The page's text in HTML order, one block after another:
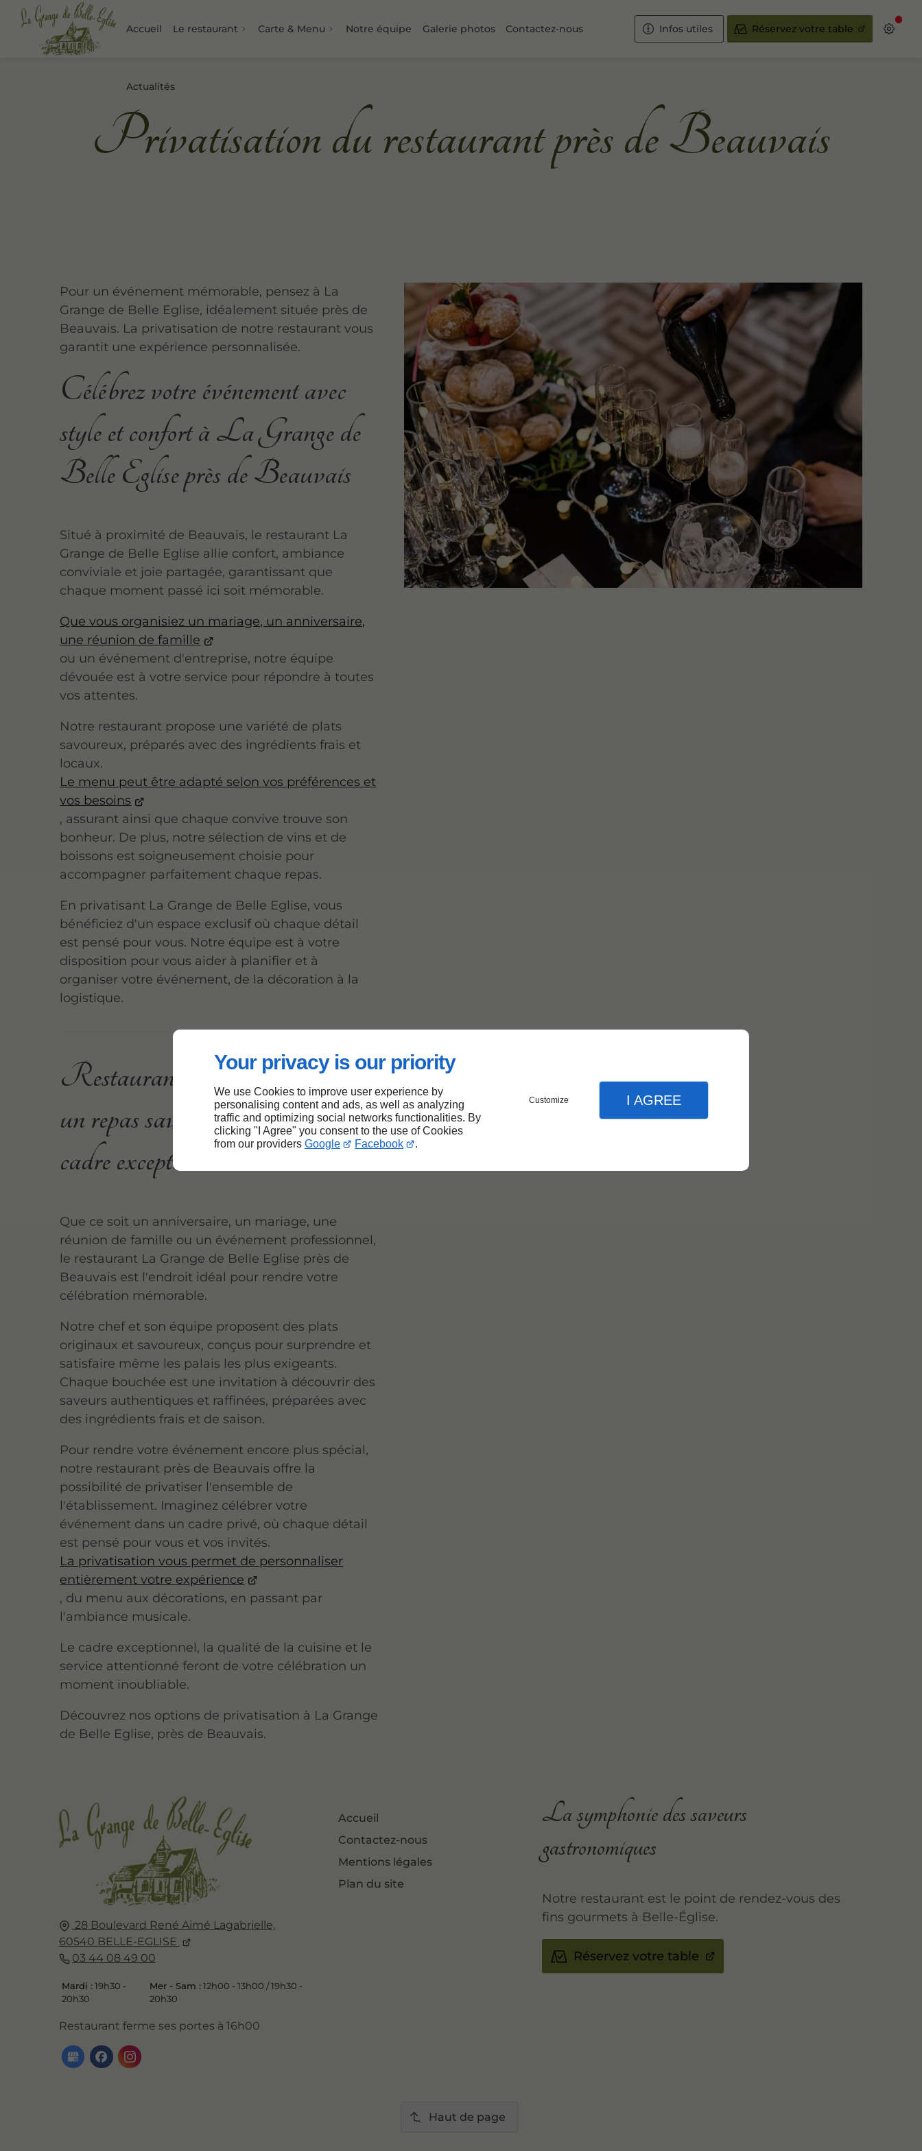
Your privacy is our priority
We use Cookies to improve user experience by
personalising content and ads, as well as analyzing
traffic and optimizing social networks functionalities. By
clicking "I Agree" you consent to the use of Cookies
from our providers Google Facebook .
Customize I AGREE
Accueil Le restaurant Carte & Menu Notre équipe Galerie photos Contactez-nous
Actualités
Infos utiles Réservez votre table
Privatisation du restaurant près de Beauvais
Pour un événement mémorable, pensez à La
Grange de Belle Eglise, idéalement située près de
Beauvais. La privatisation de notre restaurant vous
garantit une expérience personnalisée.
Célébrez votre événement avec
style et confort à La Grange de
Belle Eglise près de Beauvais
Situé à proximité de Beauvais, le restaurant La
Grange de Belle Eglise allie confort, ambiance
conviviale et joie partagée, garantissant que
chaque moment passé ici soit mémorable.
Que vous organisiez un mariage, un anniversaire,
une réunion de famille
ou un événement d'entreprise, notre équipe
dévouée est à votre service pour répondre à toutes
vos attentes.
Notre restaurant propose une variété de plats
savoureux, préparés avec des ingrédients frais et
locaux.
Le menu peut être adapté selon vos préférences et
vos besoins
, assurant ainsi que chaque convive trouve son
bonheur. De plus, notre sélection de vins et de
boissons est soigneusement choisie pour
accompagner parfaitement chaque repas.
En privatisant La Grange de Belle Eglise, vous
bénéficiez d'un espace exclusif où chaque détail
est pensé pour vous. Notre équipe est à votre
disposition pour vous aider à planifier et à
organiser votre événement, de la décoration à la
logistique.
Restaurant près de Beauvais :
un repas savoureux dans un
cadre exceptionnel
Que ce soit un anniversaire, un mariage, une
réunion de famille ou un événement professionnel,
le restaurant La Grange de Belle Eglise près de
Beauvais est l'endroit idéal pour rendre votre
célébration mémorable.
Notre chef et son équipe proposent des plats
originaux et savoureux, conçus pour surprendre et
satisfaire même les palais les plus exigeants.
Chaque bouchée est une invitation à découvrir des
saveurs authentiques et raffinées, préparées avec
des ingrédients frais et de saison.
Pour rendre votre événement encore plus spécial,
notre restaurant près de Beauvais offre la
possibilité de privatiser l'ensemble de
l'établissement. Imaginez célébrer votre
événement dans un cadre privé, où chaque détail
est pensé pour vous et vos invités.
La privatisation vous permet de personnaliser
entièrement votre expérience
, du menu aux décorations, en passant par
l'ambiance musicale.
Le cadre exceptionnel, la qualité de la cuisine et le
service attentionné feront de votre célébration un
moment inoubliable.
Découvrez nos options de privatisation à La Grange
de Belle Eglise, près de Beauvais.
28 Boulevard René Aimé Lagabrielle,
60540 BELLE-EGLISE
03 44 08 49 00
Mardi : 19h30 -
20h30
Mer - Sam : 12h00 - 13h00 / 19h30 -
20h30
Restaurant ferme ses portes à 16h00
Accueil
Contactez-nous
Mentions légales
Plan du site
La symphonie des saveurs
gastronomiques
Notre restaurant est le point de rendez-vous des
fins gourmets à Belle-Église.
Réservez votre table
Haut de page